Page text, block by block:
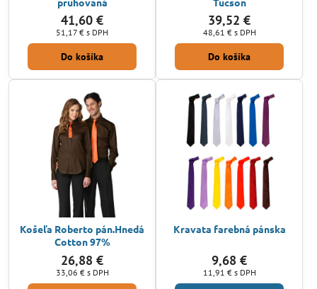
41,60 €
51,17 € s DPH
Do košíka
39,52 €
48,61 € s DPH
Do košíka
Košeľa Roberto pán.Hnedá
Cotton 97%
26,88 €
33,06 € s DPH
Kravata farebná pánska
9,68 €
11,91 € s DPH